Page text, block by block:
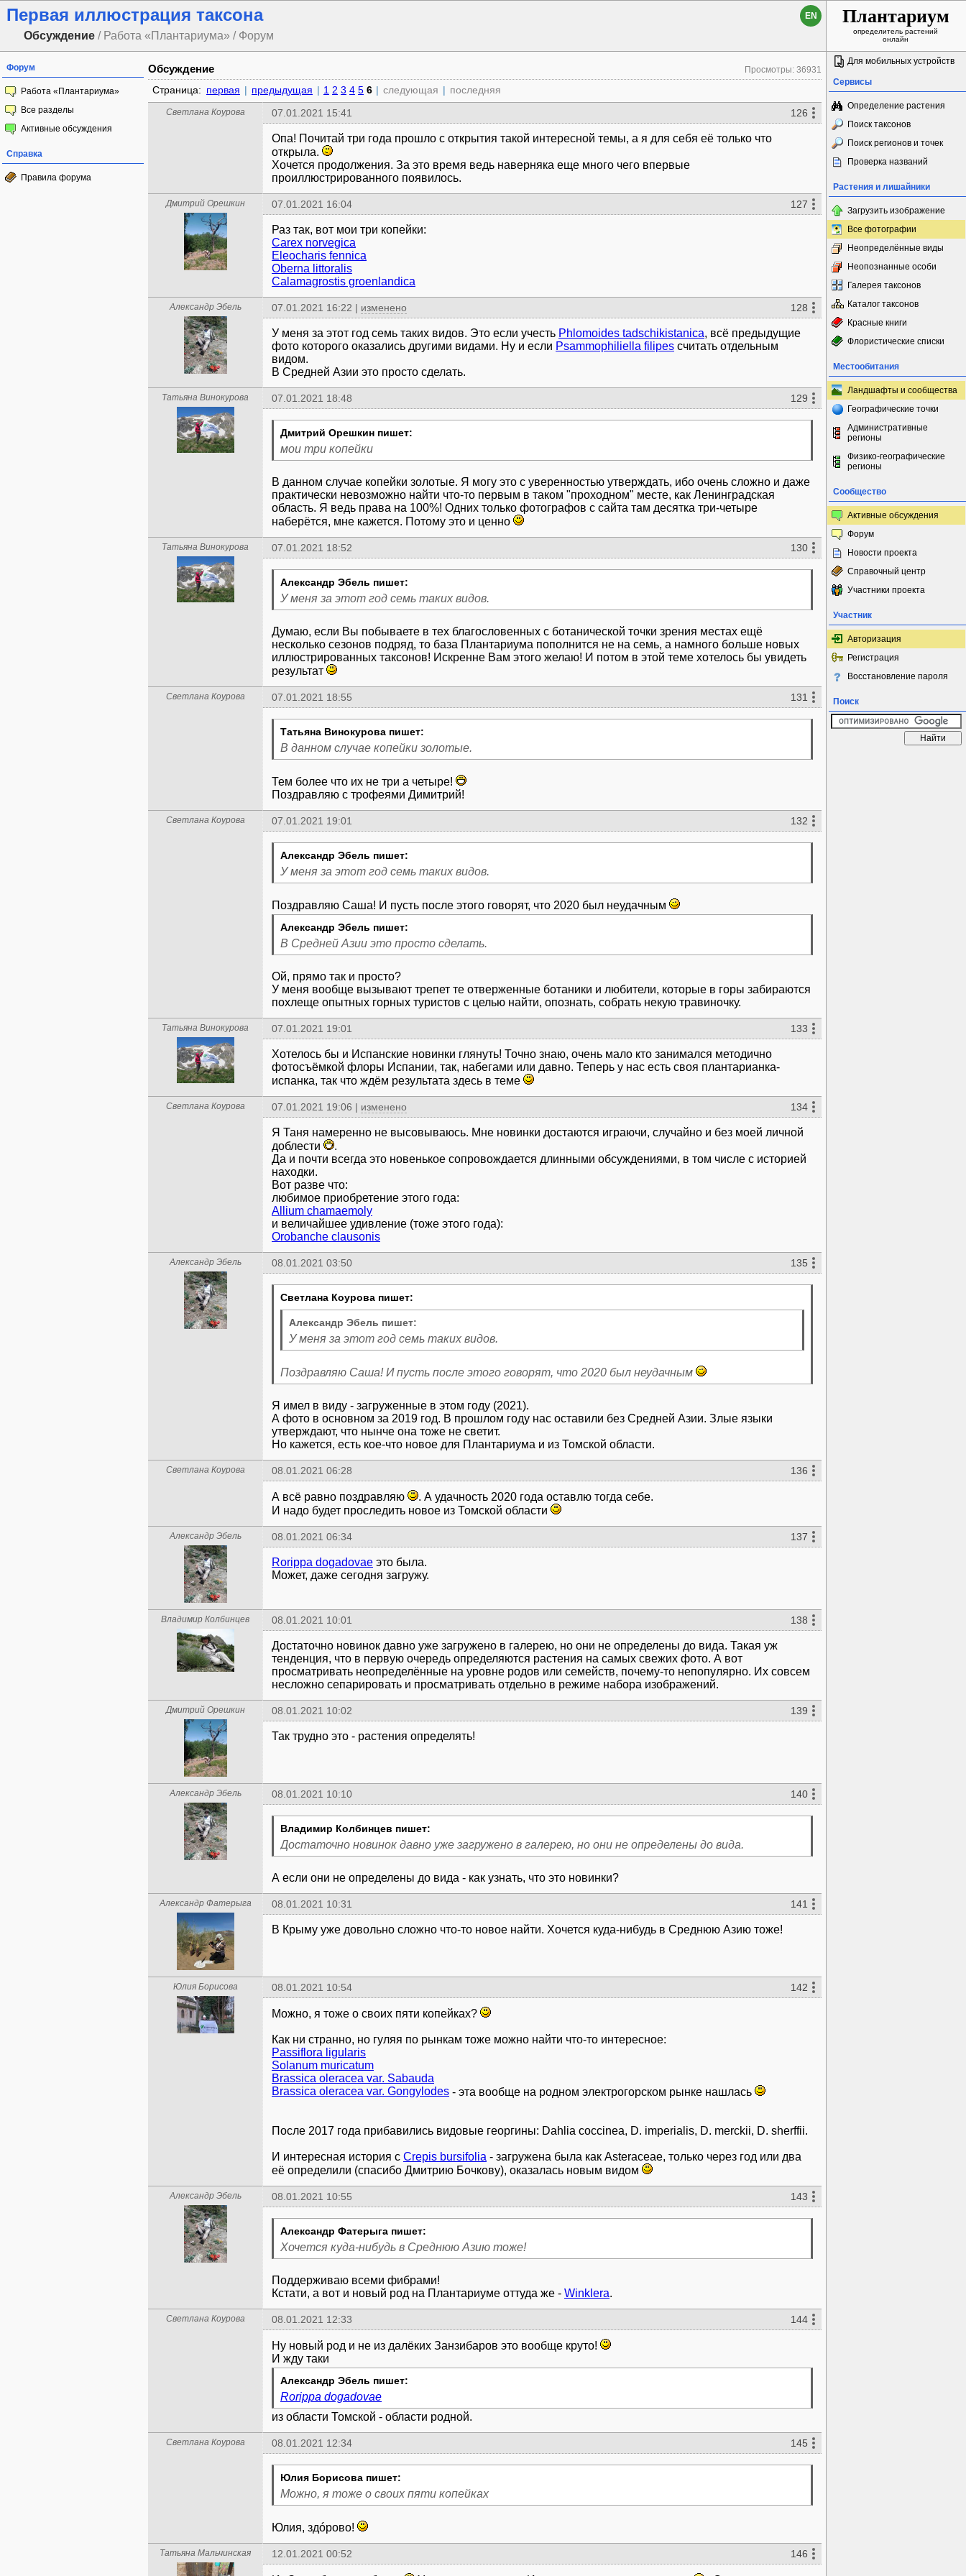
Первая иллюстрация таксона
Обсуждение / Работа «Плантариума» / Форум
EN Плантариум
определитель растений
онлайн
Форум
Работа «Плантариума»
Все разделы
Активные обсуждения
Справка
Правила форума
Просмотры: 36931
Обсуждение
Страница: первая | предыдущая | 1 2 3 4 5 6 | следующая | последняя
Светлана Коурова 07.01.2021 15:41 126
Опа! Почитай три года прошло с открытия такой интересной темы, а я для себя её только что
открыла.
Хочется продолжения. За это время ведь наверняка еще много чего впервые
проиллюстрированного появилось.
Дмитрий Орешкин 07.01.2021 16:04 127
Carex norvegica
Eleocharis fennica
Oberna littoralis
Calamagrostis groenlandica
Александр Эбель 07.01.2021 16:22 | изменено 128
У меня за этот год семь таких видов. Это если учесть Phlomoides tadschikistanica, всё предыдущие
фото которого оказались другими видами. Ну и если Psammophiliella filipes считать отдельным
видом.
В Средней Азии это просто сделать.
Татьяна Винокурова 07.01.2021 18:48 129
Дмитрий Орешкин пишет:
мои три копейки
В данном случае копейки золотые. Я могу это с уверенностью утверждать, ибо очень сложно и даже
практически невозможно найти что-то первым в таком "проходном" месте, как Ленинградская
область. Я ведь права на 100%! Одних только фотографов с сайта там десятка три-четыре
наберётся, мне кажется. Потому это и ценно
Татьяна Винокурова 07.01.2021 18:52 130
Александр Эбель пишет:
У меня за этот год семь таких видов.
Думаю, если Вы побываете в тех благословенных с ботанической точки зрения местах ещё
несколько сезонов подряд, то база Плантариума пополнится не на семь, а намного больше новых
иллюстрированных таксонов! Искренне Вам этого желаю! И потом в этой теме хотелось бы увидеть
результат
Светлана Коурова 07.01.2021 18:55 131
Татьяна Винокурова пишет:
В данном случае копейки золотые.
Тем более что их не три а четыре!
Поздравляю с трофеями Димитрий!
Светлана Коурова 07.01.2021 19:01 132
Александр Эбель пишет:
У меня за этот год семь таких видов.
Поздравляю Саша! И пусть после этого говорят, что 2020 был неудачным
Александр Эбель пишет:
В Средней Азии это просто сделать.
Ой, прямо так и просто?
У меня вообще вызывают трепет те отверженные ботаники и любители, которые в горы забираются
похлеще опытных горных туристов с целью найти, опознать, собрать некую травиночку.
Татьяна Винокурова 07.01.2021 19:01 133
Хотелось бы и Испанские новинки глянуть! Точно знаю, очень мало кто занимался методично
фотосъёмкой флоры Испании, так, набегами или давно. Теперь у нас есть своя плантарианка-
испанка, так что ждём результата здесь в теме
Светлана Коурова 07.01.2021 19:06 | изменено 134
Я Таня намеренно не высовываюсь. Мне новинки достаются играючи, случайно и без моей личной
доблести
.
Да и почти всегда это новенькое сопровождается длинными обсуждениями, в том числе с историей
находки.
Вот разве что:
Allium chamaemoly
Orobanche clausonis
Александр Эбель 08.01.2021 03:50 135
Светлана Коурова пишет:
Александр Эбель пишет:
У меня за этот год семь таких видов.
Поздравляю Саша! И пусть после этого говорят, что 2020 был неудачным
Я имел в виду - загруженные в этом году (2021).
А фото в основном за 2019 год. В прошлом году нас оставили без Средней Азии. Злые языки
утверждают, что нынче она тоже не светит.
Но кажется, есть кое-что новое для Плантариума и из Томской области.
Светлана Коурова 08.01.2021 06:28 136
А всё равно поздравляю
. А удачность 2020 года оставлю тогда себе.
И надо будет проследить новое из Томской области
Александр Эбель 08.01.2021 06:34 137
Rorippa dogadovae это была.
Может, даже сегодня загружу.
Владимир Колбинцев 08.01.2021 10:01 138
Достаточно новинок давно уже загружено в галерею, но они не определены до вида. Такая уж
тенденция, что в первую очередь определяются растения на самых свежих фото. А вот
просматривать неопределённые на уровне родов или семейств, почему-то непопулярно. Их совсем
несложно сепарировать и просматривать отдельно в режиме набора изображений.
Дмитрий Орешкин 08.01.2021 10:02 139
Так трудно это - растения определять!
Александр Эбель 08.01.2021 10:10 140
Владимир Колбинцев пишет:
Достаточно новинок давно уже загружено в галерею, но они не определены до вида.
А если они не определены до вида - как узнать, что это новинки?
Александр Фатерыга 08.01.2021 10:31 141
В Крыму уже довольно сложно что-то новое найти. Хочется куда-нибудь в Среднюю Азию тоже!
Юлия Борисова 08.01.2021 10:54 142
Можно, я тоже о своих пяти копейках?
Passiflora ligularis
Solanum muricatum
Brassica oleracea var. Sabauda
Brassica oleracea var. Gongylodes - эта вообще на родном электрогорском рынке нашлась
После 2017 года прибавились видовые георгины: Dahlia coccinea, D. imperialis, D. merckii, D. sherffii.
И интересная история с Crepis bursifolia - загружена была как Asteraceae, только через год или два
её определили (спасибо Дмитрию Бочкову), оказалась новым видом
Александр Эбель 08.01.2021 10:55 143
Александр Фатерыга пишет:
Хочется куда-нибудь в Среднюю Азию тоже!
Поддерживаю всеми фибрами!
Кстати, а вот и новый род на Плантариуме оттуда же - Winklera.
Светлана Коурова 08.01.2021 12:33 144
Ну новый род и не из далёких Занзибаров это вообще круто!
И жду таки
Александр Эбель пишет:
Rorippa dogadovae
из области Томской - области родной.
Светлана Коурова 08.01.2021 12:34 145
Юлия Борисова пишет:
Можно, я тоже о своих пяти копейках
Юлия, здóрово!
Татьяна Мальчинская 12.01.2021 00:52 146
Для мобильных устройств
Сервисы
Определение растения
Поиск таксонов
Поиск регионов и точек
Проверка названий
Растения и лишайники
Загрузить изображение
Все фотографии
Неопределённые виды
Неопознанные особи
Галерея таксонов
Каталог таксонов
Красные книги
Флористические списки
Местообитания
Ландшафты и сообщества
Географические точки
Административные
регионы
Физико-географические
регионы
Сообщество
Активные обсуждения
Форум
Новости проекта
Справочный центр
Участники проекта
Участник
Авторизация
Регистрация
Восстановление пароля
Поиск